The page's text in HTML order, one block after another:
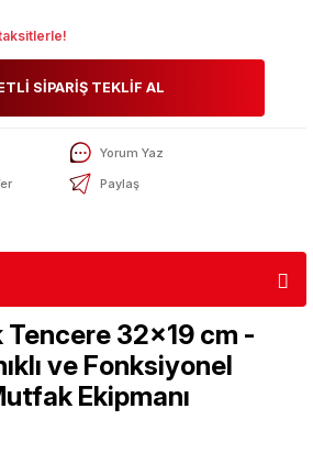
SİPARİŞ TEKLİF AL
Yorum Yaz
Paylaş
Tencere 32x19 cm -
ve Fonksiyonel
Ekipmanı